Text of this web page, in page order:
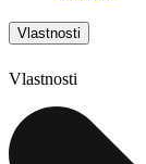
Vlastnosti
Vlastnosti